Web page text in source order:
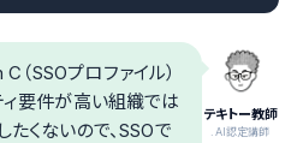
テキトー教師
.AI認定講師
SSOプロファイル）
ィ要件が高い組織では
くないので、SSOで